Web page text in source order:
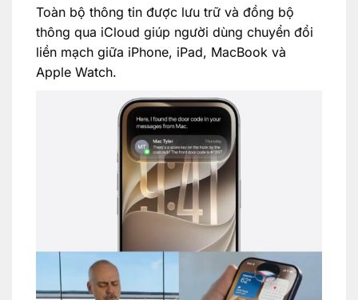
Toàn bộ thông tin được lưu trữ và đồng bộ
thông qua iCloud giúp người dùng chuyển đổi
liền mạch giữa iPhone, iPad, MacBook và
Apple Watch.